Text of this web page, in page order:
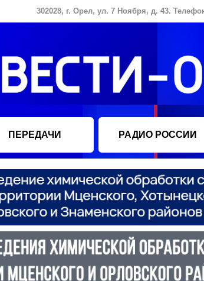
302028, г. Орел, ул. 7 Ноября, д. 43.
ПЕРЕДАЧИ РАДИО РОССИИ